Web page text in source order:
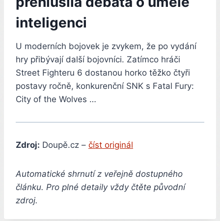
inteligenci
U moderních bojovek je zvykem, že po vydání
hry přibývají další bojovníci. Zatímco hráči
Street Fighteru 6 dostanou horko těžko čtyři
postavy ročně, konkurenční SNK s Fatal Fury:
City of the Wolves …
Zdroj: Doupě.cz – číst originál
Automatické shrnutí z veřejně dostupného
článku. Pro plné detaily vždy čtěte původní
zdroj.